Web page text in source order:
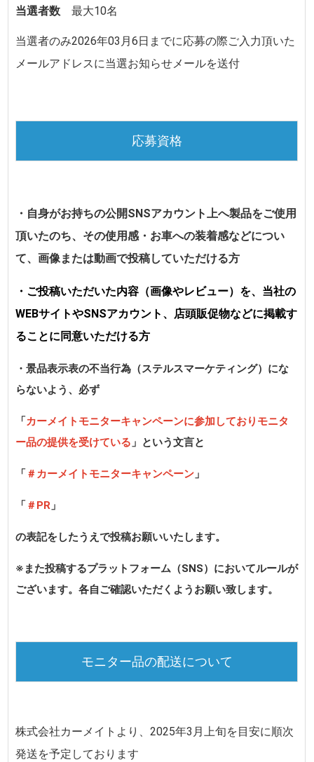
当選者数 最大10名
当選者のみ2026年03月6日 までに応募の際ご入力頂いた
メールアドレスに当選お知らせメールを送付
応募資格
・自身がお持ちの公開SNSアカウント上へ製品をご使用
頂いたのち、その使用感・お車への装着感などについ
て、画像または動画で投稿していただける方
・ご投稿いただいた内容（画像やレビュー）を、当社の
WEBサイトやSNSアカウント、店頭販促物などに掲載す
ることに同意いただける方
・景品表示表の不当行為（ステルスマーケティング）にな
らないよう、必ず
「カーメイトモニターキャンペーンに参加しておりモニタ
ー品の提供を受けている 」という文言と
「 ＃カーメイトモニターキャンペーン 」
「 ＃PR 」
の表記をしたうえで投稿お願いいたします。
※また投稿するプラットフォーム（SNS）においてルールが
ございます。各自ご確認いただくようお願い致します。
モニター品の配送について
株式会社カーメイトより、2025年3月上旬を目安に順次
発送を予定しております